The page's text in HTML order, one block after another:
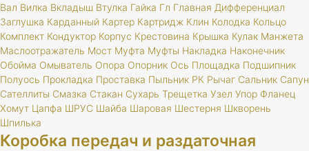
Вал Вилка Вкладыш Втулка Гайка Гл Главная Дифференциал
Заглушка Карданный Картер Картридж Клин Колодка Кольцо
Комплект Кондуктор Корпус Крестовина Крышка Кулак Манжета
Маслоотражатель Мост Муфта Муфты Накладка Наконечник
Обойма Омыватель Опора Опорник Ось Площадка Подшипник
Полуось Прокладка Проставка Пыльник РК Рычаг Сальник Сапун
Сателлиты Смазка Стакан Сухарь Трещетка Узел Упор Фланец
Хомут Цапфа ШРУС Шайба Шаровая Шестерня Шкворень
Шпилька
Коробка передач и раздаточная